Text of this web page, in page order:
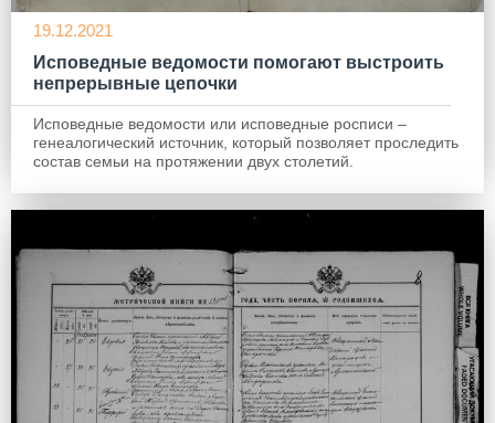
19.12.2021
Исповедные ведомости помогают выстроить
непрерывные цепочки
Исповедные ведомости или исповедные росписи –
генеалогический источник, который позволяет проследить
состав семьи на протяжении двух столетий.